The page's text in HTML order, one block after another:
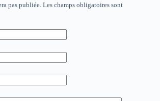
pas publiée. Les champs obligatoires sont